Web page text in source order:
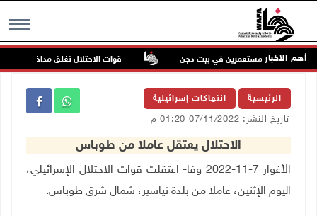
MENU أهم الاخبار
في اعتداء للمستعمرين في بيت دجن قوات الاحتلال تغلق مداخل يعبد
الرئيسية انتهاكات إسرائيلية
تاريخ النشر: 07/11/2022 01:20 م
الاحتلال يعتقل عاملا من طوباس
الأغوار 7-11-2022 وفا- اعتقلت قوات الاحتلال الإسرائيلي،
اليوم الإثنين، عاملا من بلدة تياسير، شمال شرق طوباس.